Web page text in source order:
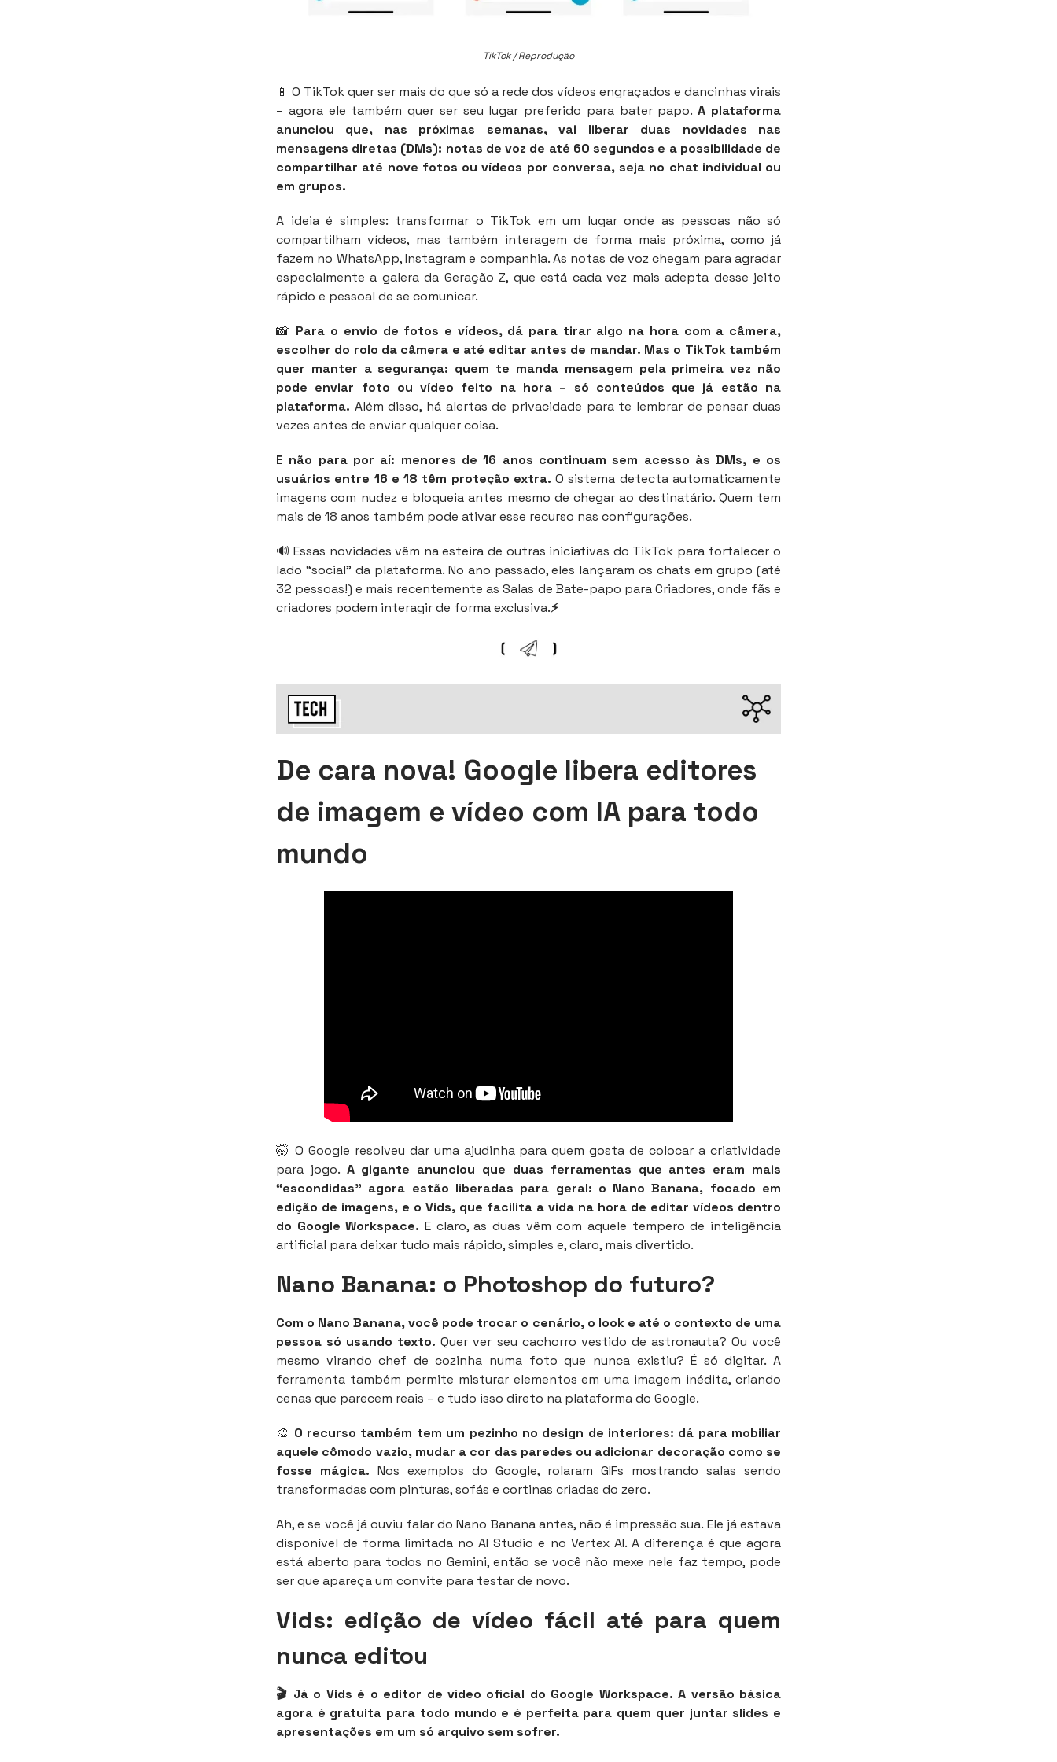
TikTok / Reprodução
📱 O TikTok quer ser mais do que só a rede dos vídeos engraçados e dancinhas virais
– agora ele também quer ser seu lugar preferido para bater papo.A plataforma
anunciou que, nas próximas semanas, vai liberar duas novidades nas
mensagens diretas (DMs): notas de voz de até 60 segundos e a possibilidade de
compartilhar até nove fotos ou vídeos por conversa, seja no chat individual ou
em grupos.
A ideia é simples: transformar o TikTok em um lugar onde as pessoas não só
compartilham vídeos, mas também interagem de forma mais próxima, como já
fazem no WhatsApp, Instagram e companhia. As notas de voz chegam para agradar
especialmente a galera da Geração Z, que está cada vez mais adepta desse jeito
rápido e pessoal de se comunicar.
📸 Para o envio de fotos e vídeos, dá para tirar algo na hora com a câmera,
escolher do rolo da câmera e até editar antes de mandar. Mas o TikTok também
quer manter a segurança: quem te manda mensagem pela primeira vez não
pode enviar foto ou vídeo feito na hora – só conteúdos que já estão na
plataforma. Além disso, há alertas de privacidade para te lembrar de pensar duas
vezes antes de enviar qualquer coisa.
E não para por aí: menores de 16 anos continuam sem acesso às DMs, e os
usuários entre 16 e 18 têm proteção extra.O sistema detecta automaticamente
imagens com nudez e bloqueia antes mesmo de chegar ao destinatário. Quem tem
mais de 18 anos também pode ativar esse recurso nas configurações.
🔊 Essas novidades vêm na esteira de outras iniciativas do TikTok para fortalecer o
lado “social” da plataforma. No ano passado, eles lançaram os chats em grupo (até
32 pessoas!) e mais recentemente as Salas de Bate-papo para Criadores, onde fãs e
criadores podem interagir de forma exclusiva.⚡
De cara nova! Google libera editores
de imagem e vídeo com IA para todo
mundo
🤯 O Google resolveu dar uma ajudinha para quem gosta de colocar a criatividade
para jogo. A gigante anunciou que duas ferramentas que antes eram mais
“escondidas” agora estão liberadas para geral: o Nano Banana, focado em
edição de imagens, e o Vids, que facilita a vida na hora de editar vídeos dentro
do Google Workspace. E claro, as duas vêm com aquele tempero de inteligência
artificial para deixar tudo mais rápido, simples e, claro, mais divertido.
Nano Banana: o Photoshop do futuro?
Com o Nano Banana, você pode trocar o cenário, o look e até o contexto de uma
pessoa só usando texto. Quer ver seu cachorro vestido de astronauta? Ou você
mesmo virando chef de cozinha numa foto que nunca existiu? É só digitar. A
ferramenta também permite misturar elementos em uma imagem inédita, criando
cenas que parecem reais – e tudo isso direto na plataforma do Google.
🎨 O recurso também tem um pezinho no design de interiores: dá para mobiliar
aquele cômodo vazio, mudar a cor das paredes ou adicionar decoração como se
fosse mágica. Nos exemplos do Google, rolaram GIFs mostrando salas sendo
transformadas com pinturas, sofás e cortinas criadas do zero.
Ah, e se você já ouviu falar do Nano Banana antes, não é impressão sua. Ele já estava
disponível de forma limitada no AI Studio e no Vertex AI. A diferença é que agora
está aberto para todos no Gemini, então se você não mexe nele faz tempo, pode
ser que apareça um convite para testar de novo.
Vids: edição de vídeo fácil até para quem
nunca editou
🎬 Já o Vids é o editor de vídeo oficial do Google Workspace. A versão básica
agora é gratuita para todo mundo e é perfeita para quem quer juntar slides e
apresentações em um só arquivo sem sofrer.